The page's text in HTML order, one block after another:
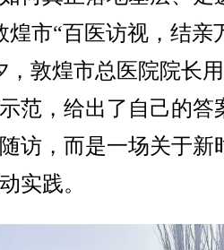
煌市“百医访视，结亲
，敦煌市总医院院长
范，给出了自己的答
访，而是一场关于新
实践。